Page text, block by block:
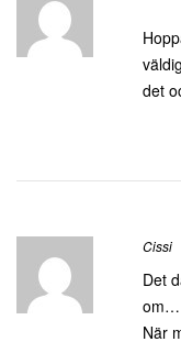
det
Cissi
Det
om…
När